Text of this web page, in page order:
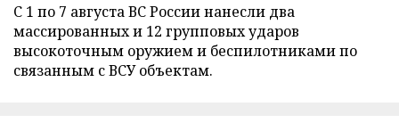
С 1 по 7 августа ВС России нанесли два
массированных и 12 групповых ударов
высокоточным оружием и беспилотниками по
связанным с ВСУ объектам.